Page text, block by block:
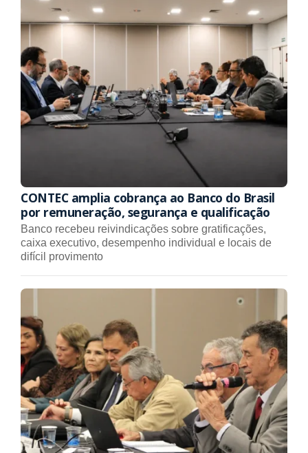
CONTEC amplia cobrança ao Banco do Brasil
por remuneração, segurança e qualificação
Banco recebeu reivindicações sobre gratificações,
caixa executivo, desempenho individual e locais de
difícil provimento